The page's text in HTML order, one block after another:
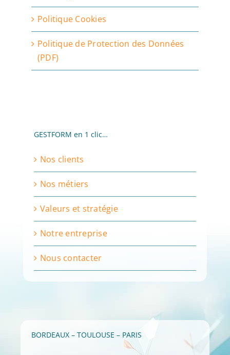
Politique Cookies
Politique de Protection des Données
(PDF)
GESTFORM en 1 clic…
Nos clients
Nos métiers
Valeurs et stratégie
Notre entreprise
Nous contacter
BORDEAUX – TOULOUSE – PARIS